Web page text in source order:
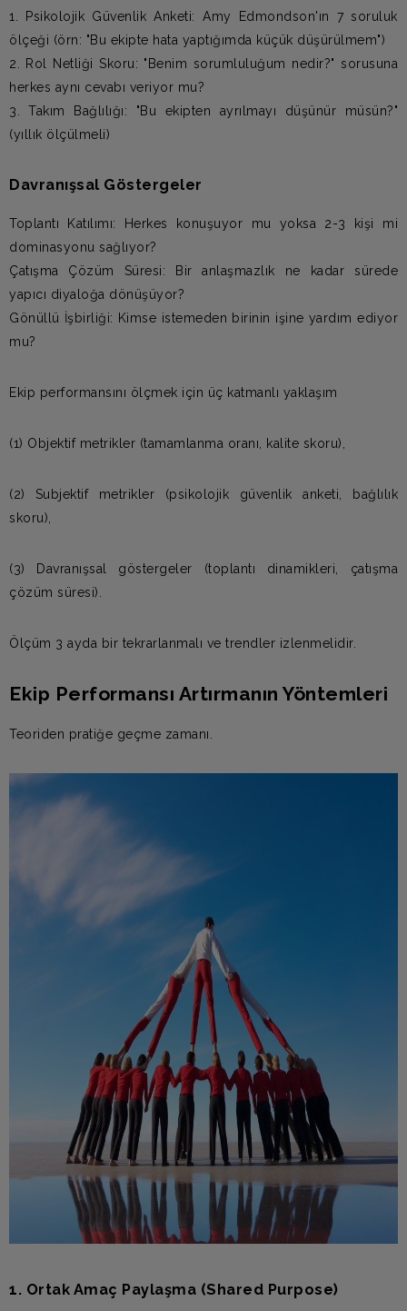
1. Psikolojik Güvenlik Anketi: Amy Edmondson'ın 7 soruluk
ölçeği (örn: "Bu ekipte hata yaptığımda küçük düşürülmem")
2. Rol Netliği Skoru: "Benim sorumluluğum nedir?" sorusuna
herkes aynı cevabı veriyor mu?
3. Takım Bağlılığı: "Bu ekipten ayrılmayı düşünür müsün?"
(yıllık ölçülmeli)
Davranışsal Göstergeler
Toplantı Katılımı: Herkes konuşuyor mu yoksa 2-3 kişi mi
dominasyonu sağlıyor?
Çatışma Çözüm Süresi: Bir anlaşmazlık ne kadar sürede
yapıcı diyaloğa dönüşüyor?
Gönüllü İşbirliği: Kimse istemeden birinin işine yardım ediyor
mu?
Ekip performansını ölçmek için üç katmanlı yaklaşım
(1) Objektif metrikler (tamamlanma oranı, kalite skoru),
(2) Subjektif metrikler (psikolojik güvenlik anketi, bağlılık
skoru),
(3) Davranışsal göstergeler (toplantı dinamikleri, çatışma
çözüm süresi).
Ölçüm 3 ayda bir tekrarlanmalı ve trendler izlenmelidir.
Ekip Performansı Artırmanın Yöntemleri
Teoriden pratiğe geçme zamanı.
1. Ortak Amaç Paylaşma (Shared Purpose)